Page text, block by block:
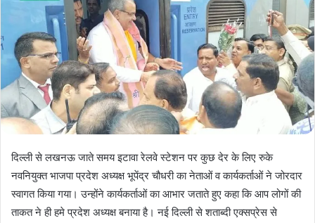
दिल्ली से लखनऊ जाते समय इटावा रेलवे स्टेशन पर कुछ देर के लिए रुके
नवनियुक्त भाजपा प्रदेश अध्यक्ष भूपेंद्र चौधरी का नेताओं व कार्यकर्ताओं ने जोरदार
स्वागत किया गया। उन्होंने कार्यकर्ताओं का आभार जताते हुए कहा कि आप लोगों की
ताकत ने ही हमे प्रदेश अध्यक्ष बनाया है। नई दिल्ली से शताब्दी एक्सप्रेस से